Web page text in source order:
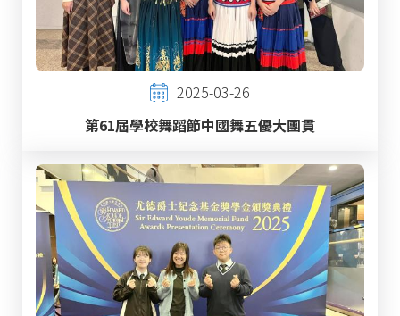
2025-03-26
第61屆學校舞蹈節中國舞五優大團貫